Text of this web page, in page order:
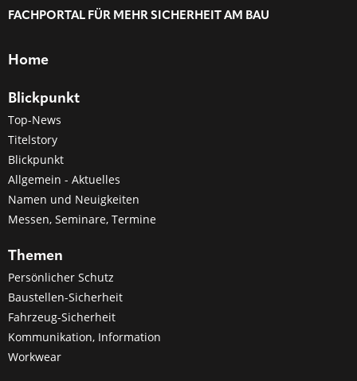
FACHPORTAL FÜR MEHR SICHERHEIT AM BAU
Home
Blickpunkt
Top-News
Titelstory
Blickpunkt
Allgemein - Aktuelles
Namen und Neuigkeiten
Messen, Seminare, Termine
Themen
Persönlicher Schutz
Baustellen-Sicherheit
Fahrzeug-Sicherheit
Kommunikation, Information
Workwear